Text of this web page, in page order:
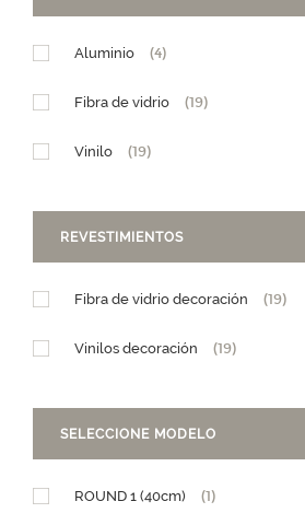
Momenti (4)
Aluminio (4)
Fibra de vidrio (19)
Vinilo (19)
REVESTIMIENTOS
Fibra de vidrio decoración (19)
Vinilos decoración (19)
SELECCIONE MODELO
ROUND 1 (40cm) (1)